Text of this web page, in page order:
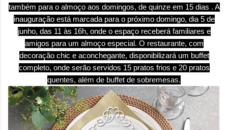
também para o almoço aos domingos, de quinze em 15 dias . A
inauguração está marcada para o próximo domingo, dia 5 de
junho, das 11 às 16h, onde o espaço receberá familiares e
amigos para um almoço especial. O restaurante, com
decoração chic e aconchegante, disponibilizará um buffet
completo, onde serão servidos 15 pratos frios e 20 pratos
quentes, além de buffet de sobremesas.